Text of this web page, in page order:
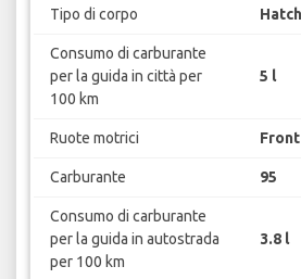
Tipo di corpo
Consumo di carburante
per la guida in città per
100 km
5 l
Ruote motrici
Carburante 95
Consumo di carburante
per la guida in autostrada
per 100 km
3.8 l